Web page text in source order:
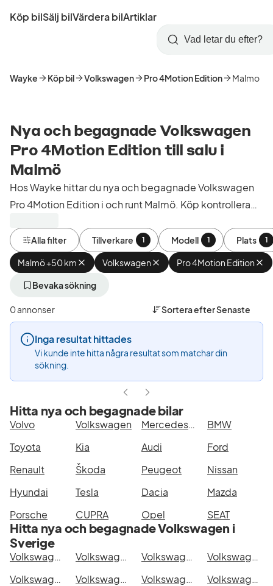
till
Startsida
Köp bilSälj bilVärdera bilArtiklar
Skapa
konto
Logga
in
Sök
Wayke Köp bil Volkswagen Pro 4Motion Edition Malmo
Nya och begagnade Volkswagen
Pro 4Motion Edition till salu i
Malmö
Hos Wayke hittar du nya och begagnade Volkswagen
Pro 4Motion Edition i och runt Malmö. Köp kontrollerade
Alla filter Tillverkare 1 Modell 1 Plats 1
Malmö +50 km Ta
bort
aktivt
(Plats)
Volkswagen Ta
bort
Volkswagen
Pro 4Motion Edition Ta
Bevaka sökning
0 annonser Sortera efterSenaste
Inga resultat hittades
Vi kunde inte hitta några resultat som matchar din
sökning.
Hitta nya och begagnade bilar
Volvo Volkswagen Mercedes-Benz
BMW
Toyota
Kia Audi
Ford
Renault
Škoda Peugeot
Nissan
Hyundai
Tesla Dacia
Mazda
Porsche
CUPRA Opel SEAT
Hitta nya och begagnade Volkswagen i
Sverige
Volkswagen Pro 4Motion Edition i Stockholm Volkswagen Pro 4Motion Edition i Göteborg Volkswagen Pro 4Motion Edition i Helsingborg
Volkswagen Pro 4Motion Edition i Jönköping
Volkswagen Pro 4Motion Edition i Malmö
Volkswagen Pro 4Motion Edition i Örebro Volkswagen Pro 4Motion Edition i Norrköping
Volkswagen Pro 4Motion Edition i Linköping